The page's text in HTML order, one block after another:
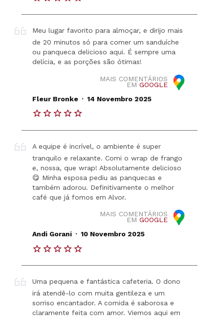
Meu lugar favorito para almoçar, e dirijo mais
de 20 minutos só para comer um sanduíche
ou panqueca delicioso aqui. É sempre uma
delícia, e as porções são ótimas!
MAIS COMENTÁRIOS
EM GOOGLE
Fleur Bronke . 14 Novembro 2025
A equipe é incrível, o ambiente é super
tranquilo e relaxante. Comi o wrap de frango
e, nossa, que wrap! Absolutamente delicioso
😋 Minha esposa pediu as panquecas e
também adorou. Definitivamente o melhor
café que já fomos em Alvor.
MAIS COMENTÁRIOS
EM GOOGLE
Andi Gorani . 10 Novembro 2025
Uma pequena e fantástica cafeteria. O dono
irá atendê-lo com muita gentileza e um
sorriso encantador. A comida é saborosa e
claramente feita com amor. Viemos aqui em